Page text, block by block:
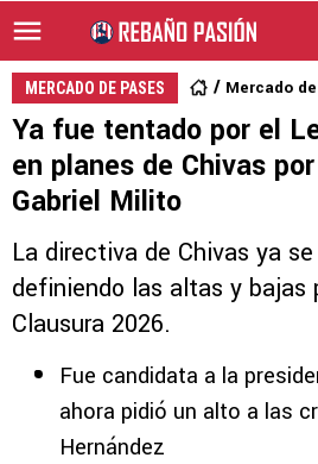
MERCADO DE PASES Mercado
Ya fue tentado por el
en planes de Chivas
Gabriel Milito
La directiva de Chivas ya
definiendo las altas y bajas
Clausura 2026.
Fue candidata a la
ahora pidió un alto a las
Hernández